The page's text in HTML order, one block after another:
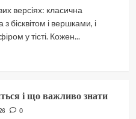
версіях: класична
бісквітом і вершками, і
у тісті. Кожен...
і що важливо знати
0